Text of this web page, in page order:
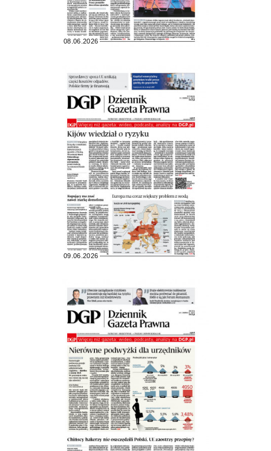
08.06.2026
09.06.2026